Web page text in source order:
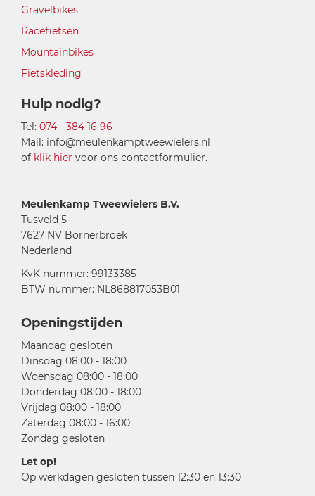
Gravelbikes
Racefietsen
Mountainbikes
Fietskleding
Hulp nodig?
Tel: 074 - 384 16 96
Mail: info@meulenkamptweewielers.nl
of klik hier voor ons contactformulier.
Meulenkamp Tweewielers B.V.
Tusveld 5
7627 NV Bornerbroek
Nederland
KvK nummer: 99133385
BTW nummer: NL868817053B01
Openingstijden
Maandag gesloten
Dinsdag 08:00 - 18:00
Woensdag 08:00 - 18:00
Donderdag 08:00 - 18:00
Vrijdag 08:00 - 18:00
Zaterdag 08:00 - 16:00
Zondag gesloten
Let op!
Op werkdagen gesloten tussen 12:30 en 13:30